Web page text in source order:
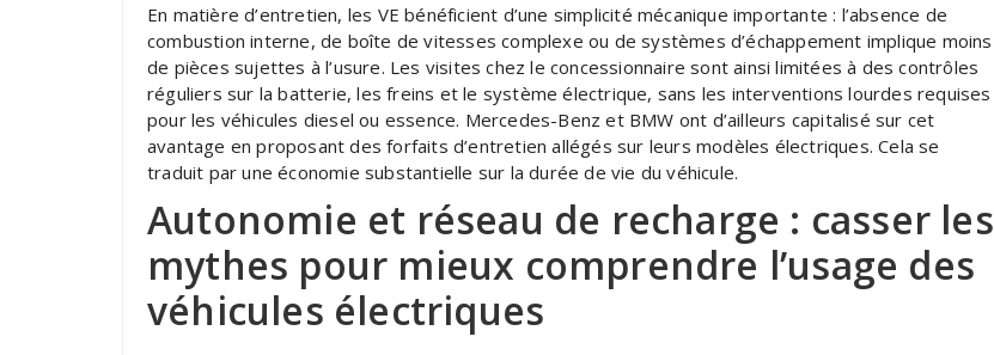
En matière d’entretien, les VE bénéficient d’une simplicité mécanique importante : l’absence de
combustion interne, de boîte de vitesses complexe ou de systèmes d’échappement implique moins
de pièces sujettes à l’usure. Les visites chez le concessionnaire sont ainsi limitées à des contrôles
réguliers sur la batterie, les freins et le système électrique, sans les interventions lourdes requises
pour les véhicules diesel ou essence. Mercedes-Benz et BMW ont d’ailleurs capitalisé sur cet
avantage en proposant des forfaits d’entretien allégés sur leurs modèles électriques. Cela se
traduit par une économie substantielle sur la durée de vie du véhicule.
Autonomie et réseau de recharge : casser les
mythes pour mieux comprendre l’usage des
véhicules électriques